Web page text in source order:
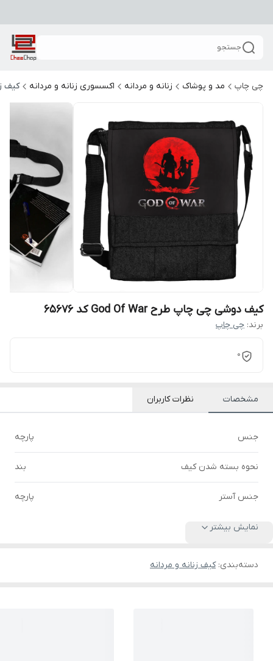
جستجو
چی چاپ مد و پوشاک زنانه و مردانه اکسسوری زنانه و مردانه کیف
کیف دوشی چی چاپ طرح God Of War کد 65676
برند: چی چاپ
0
مشخصات نظرات کاربران
جنس پارچه
نحوه بسته شدن کیف بند
جنس آستر پارچه
نمایش بیشتر
دسته‌بندی:کیف زنانه و مردانه